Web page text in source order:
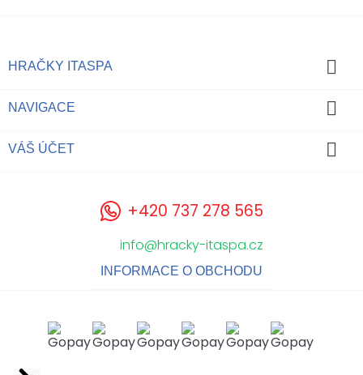
HRAČKY ITASPA 
NAVIGACE 
VÁŠ ÚČET 
+420 737 278 565
info@hracky-itaspa.cz
INFORMACE O OBCHODU